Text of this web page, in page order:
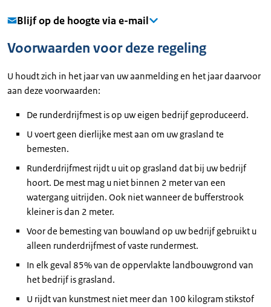
Blijf op de hoogte via e-mail
Voorwaarden voor deze regeling
U houdt zich in het jaar van uw aanmelding en het jaar daarvoor
aan deze voorwaarden:
De runderdrijfmest is op uw eigen bedrijf geproduceerd.
U voert geen dierlijke mest aan om uw grasland te
bemesten.
Runderdrijfmest rijdt u uit op grasland dat bij uw bedrijf
hoort. De mest mag u niet binnen 2 meter van een
watergang uitrijden. Ook niet wanneer de bufferstrook
kleiner is dan 2 meter.
Voor de bemesting van bouwland op uw bedrijf gebruikt u
alleen runderdrijfmest of vaste rundermest.
In elk geval 85% van de oppervlakte landbouwgrond van
het bedrijf is grasland.
U rijdt van kunstmest niet meer dan 100 kilogram stikstof